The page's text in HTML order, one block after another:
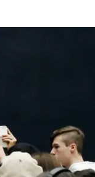
зникла картина
й фахівці. А
з